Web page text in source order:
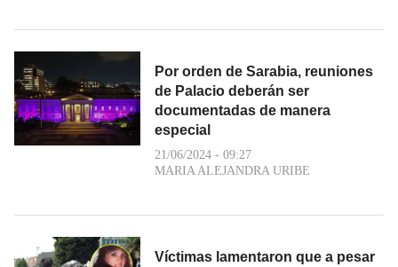
Por orden de Sarabia, reuniones
de Palacio deberán ser
documentadas de manera
especial
21/06/2024 - 09:27
MARIA ALEJANDRA URIBE
Víctimas lamentaron que a pesar